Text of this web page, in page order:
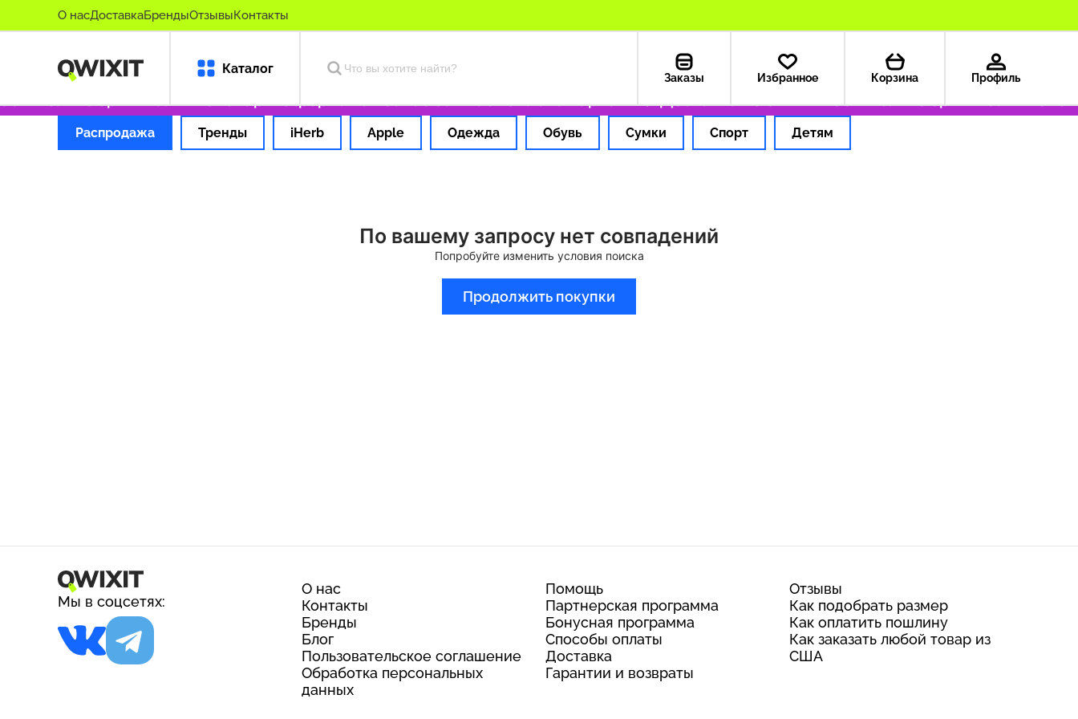
О насДоставкаБрендыОтзывыКонтакты
Каталог
Заказы Избранное Корзина Профиль
₽ Только оригинальные товары Оформляем заказ за 1 час Оплата картой РФ Доставка из США — 199 ₽ Только оригинальные
Распродажа Тренды iHerb Apple Одежда Обувь Сумки Спорт Детям
По вашему запросу нет совпадений
Попробуйте изменить условия поиска
Продолжить покупки
Мы в соцсетях:
О нас
Контакты
Бренды
Блог
Пользовательское соглашение
Обработка персональных
данных
Помощь
Партнерская программа
Бонусная программа
Способы оплаты
Доставка
Гарантии и возвраты
Отзывы
Как подобрать размер
Как оплатить пошлину
Как заказать любой товар из
США